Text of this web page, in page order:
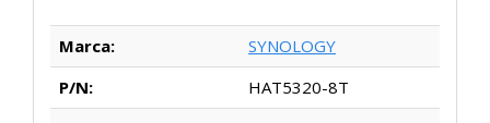
Marca:
SYNOLOGY
P/N:
HAT5320-8T